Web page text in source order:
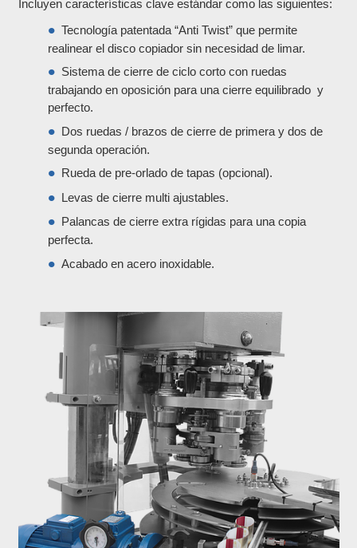
Incluyen características clave estándar como las siguientes:
​Tecnología patentada “Anti Twist” que permite
realinear el disco copiador sin necesidad de limar.
Sistema de cierre de ciclo corto con ruedas
trabajando en oposición para una cierre equilibrado y
perfecto.
​Dos ruedas / brazos de cierre de primera y dos de
segunda operación.
​Rueda de pre-orlado de tapas (opcional).
​​Levas de cierre multi ajustables.
Palancas de cierre extra rígidas para una copia
perfecta.
Acabado en acero inoxidable.